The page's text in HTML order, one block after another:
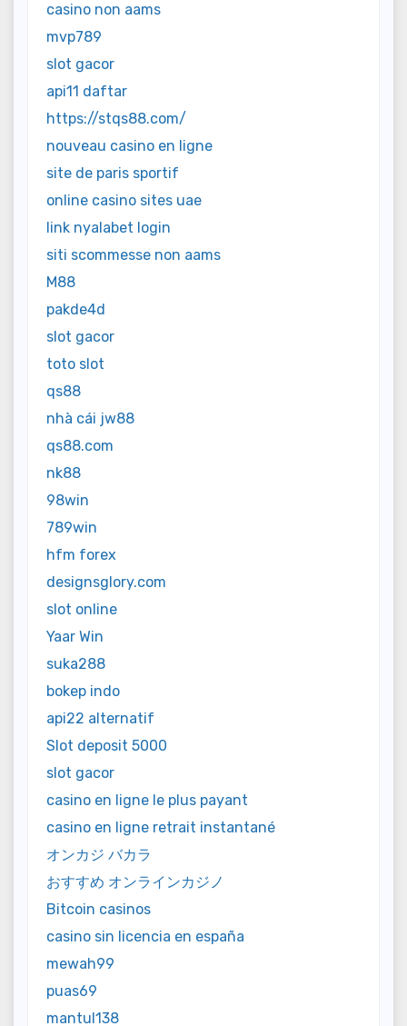
casino non aams
mvp789
slot gacor
api11 daftar
https://stqs88.com/
nouveau casino en ligne
site de paris sportif
online casino sites uae
link nyalabet login
siti scommesse non aams
M88
pakde4d
slot gacor
toto slot
qs88
nhà cái jw88
qs88.com
nk88
98win
789win
hfm forex
designsglory.com
slot online
Yaar Win
suka288
bokep indo
api22 alternatif
Slot deposit 5000
slot gacor
casino en ligne le plus payant
casino en ligne retrait instantané
オンカジ バカラ
おすすめ オンラインカジノ
Bitcoin casinos
casino sin licencia en españa
mewah99
puas69
mantul138